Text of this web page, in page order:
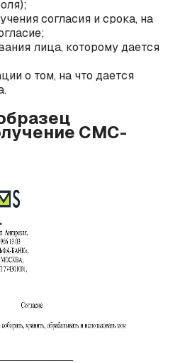
согласия и срока, на
лица, которому дается
о том, на что дается
СМС-